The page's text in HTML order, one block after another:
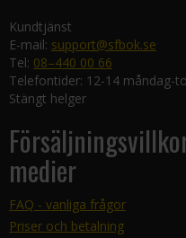
Kundtjänst
E-mail: support@sfbok.se
Tel: 08–440 00 66
Telefontider: 12-14 måndag-
Stängt helger
medier
FAQ - vanliga frågor
Priser och betalning